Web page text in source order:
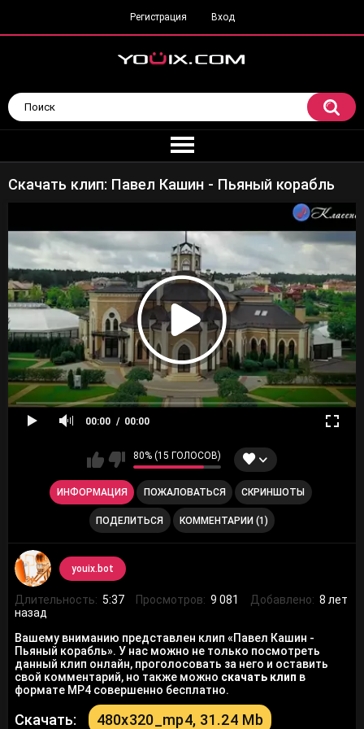
Регистрация Вход
Скачать клип: Павел Кашин - Пьяный корабль
00:00 00:00
80% (15 ГОЛОСОВ)
ИНФОРМАЦИЯ ПОЖАЛОВАТЬСЯ СКРИНШОТЫ
ПОДЕЛИТЬСЯ КОММЕНТАРИИ (1)
youix.bot
Длительность: 5:37 Просмотров: 9 081 Добавлено: 8 лет
назад
Вашему вниманию представлен клип «Павел Кашин -
Пьяный корабль». У нас можно не только посмотреть
данный клип онлайн, проголосовать за него и оставить
свой комментарий, но также можно скачать клип в
формате MP4 совершенно бесплатно.
Скачать: 480x320_mp4, 31.24 Mb